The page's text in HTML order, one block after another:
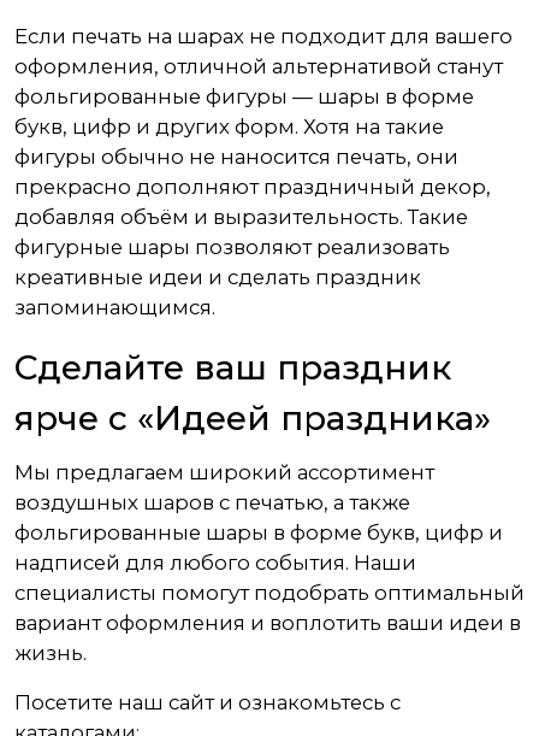
Если печать на шарах не подходит для вашего
оформления, отличной альтернативой станут
фольгированные фигуры — шары в форме
букв, цифр и других форм. Хотя на такие
фигуры обычно не наносится печать, они
прекрасно дополняют праздничный декор,
добавляя объём и выразительность. Такие
фигурные шары позволяют реализовать
креативные идеи и сделать праздник
запоминающимся.
Сделайте ваш праздник
ярче с «Идеей праздника»
Мы предлагаем широкий ассортимент
воздушных шаров с печатью, а также
фольгированные шары в форме букв, цифр и
надписей для любого события. Наши
специалисты помогут подобрать оптимальный
вариант оформления и воплотить ваши идеи в
жизнь.
Посетите наш сайт и ознакомьтесь с